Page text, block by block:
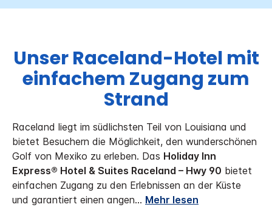
Unser Raceland-Hotel mit
einfachem Zugang zum
Strand
Raceland liegt im südlichsten Teil von Louisiana und
bietet Besuchern die Möglichkeit, den wunderschönen
Golf von Mexiko zu erleben. Das Holiday Inn
Express® Hotel & Suites Raceland – Hwy 90 bietet
einfachen Zugang zu den Erlebnissen an der Küste
und garantiert einen angen... Mehr lesen